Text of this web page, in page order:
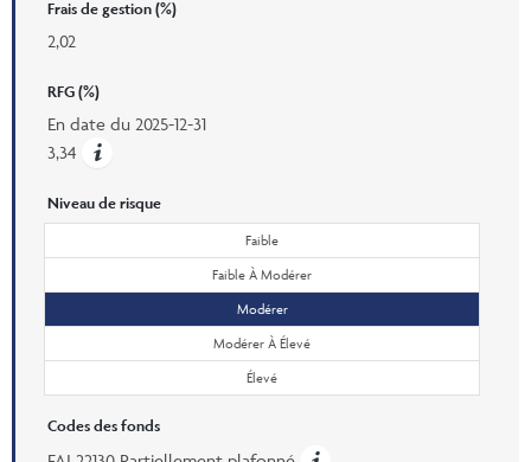
Frais de gestion (%)
2,02
RFG (%)
En date du 2025-12-31
3,34
Niveau de risque
Faible
Faible À Modérer
Modérer
Modérer À Élevé
Élevé
Codes des fonds